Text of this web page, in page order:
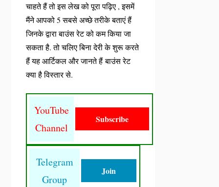
चाहते हैं तो इस लेख को पूरा पढ़िए , इसमें
मैंने आपको 5 सबसे अच्छे तरीके बताएं हैं
जिनके द्वारा बाउंस रेट को कम किया जा
सकता है. तो चलिए बिना देरी के शुरू करते
हैं यह आर्टिकल और जानते हैं बाउंस रेट
क्या है विस्तार से.
YouTube
Channel
Subscribe
Telegram
Group
Join